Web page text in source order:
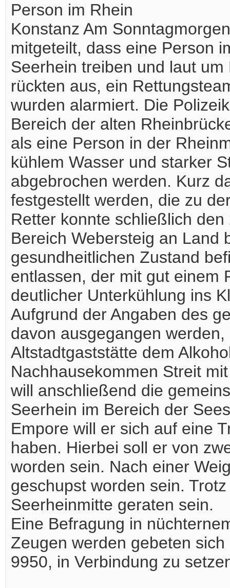
Person im Rhein
Konstanz Am
mitgeteilt, dass eine Person
Seerhein treiben und laut
rückten aus, ein
wurden alarmiert. Die
Bereich der alten
als eine Person in der
kühlem Wasser und starker
abgebrochen werden. Kurz
festgestellt werden, die zu
Retter konnte schließlich
Bereich Webersteig an Land
gesundheitlichen Zustand
entlassen, der mit gut einem
deutlicher Unterkühlung ins
Aufgrund der Angaben des
davon ausgegangen
Altstadtgaststätte dem
Nachhausekommen Streit
will anschließend die
Seerhein im Bereich der
Empore will er sich auf eine
haben. Hierbei soll er von
worden sein. Nach einer
geschupst worden sein.
Seerheinmitte geraten sein.
Eine Befragung in
Zeugen werden gebeten
9950, in Verbindung zu